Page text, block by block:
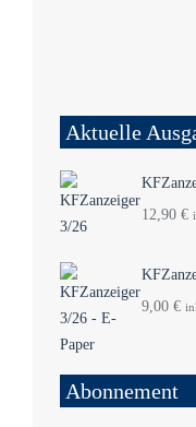
Aktuelle
12,90 €
9,00 €
Abonnement